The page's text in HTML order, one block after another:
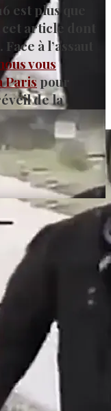
est plus que
cet article dont
à l’assaut
vous
Parispour
de la